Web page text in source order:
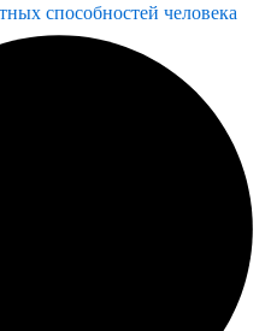
способностей человека